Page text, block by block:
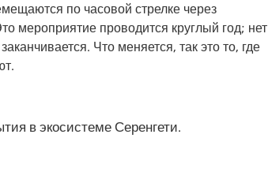
по часовой стрелке через
мероприятие проводится круглый год; нет
Что меняется, так это то, где
в экосистеме Серенгети.